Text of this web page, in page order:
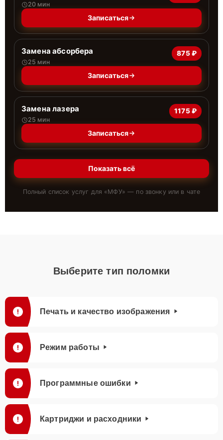
20 мин
Записаться
Замена абсорбера
25 мин
875 ₽
Записаться
Замена лазера
25 мин
1175 ₽
Записаться
Показать всё
Полный список услуг для «МФУ» — по звонку или в чате
Выберите тип поломки
Печать и качество изображения
Режим работы
Программные ошибки
Картриджи и расходники